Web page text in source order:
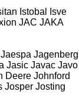
Istobal
Isve
JAC JAKA
Jaespa Jagenberg
Jasic Javac Javo
Deere Johnford
Josper Josting